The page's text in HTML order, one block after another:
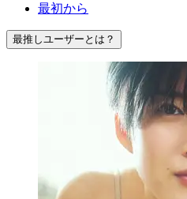
最初から
最推しユーザーとは？